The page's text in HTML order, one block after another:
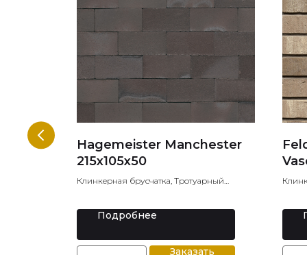
LF
Hagemeister Manchester
215x105x50
Клинкерная брусчатка, Тротуарный
Подробнее
Заказать